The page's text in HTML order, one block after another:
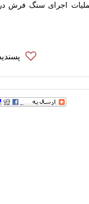
اجرای سنگ فرش در